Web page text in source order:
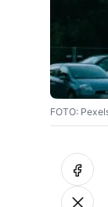
FOTO: